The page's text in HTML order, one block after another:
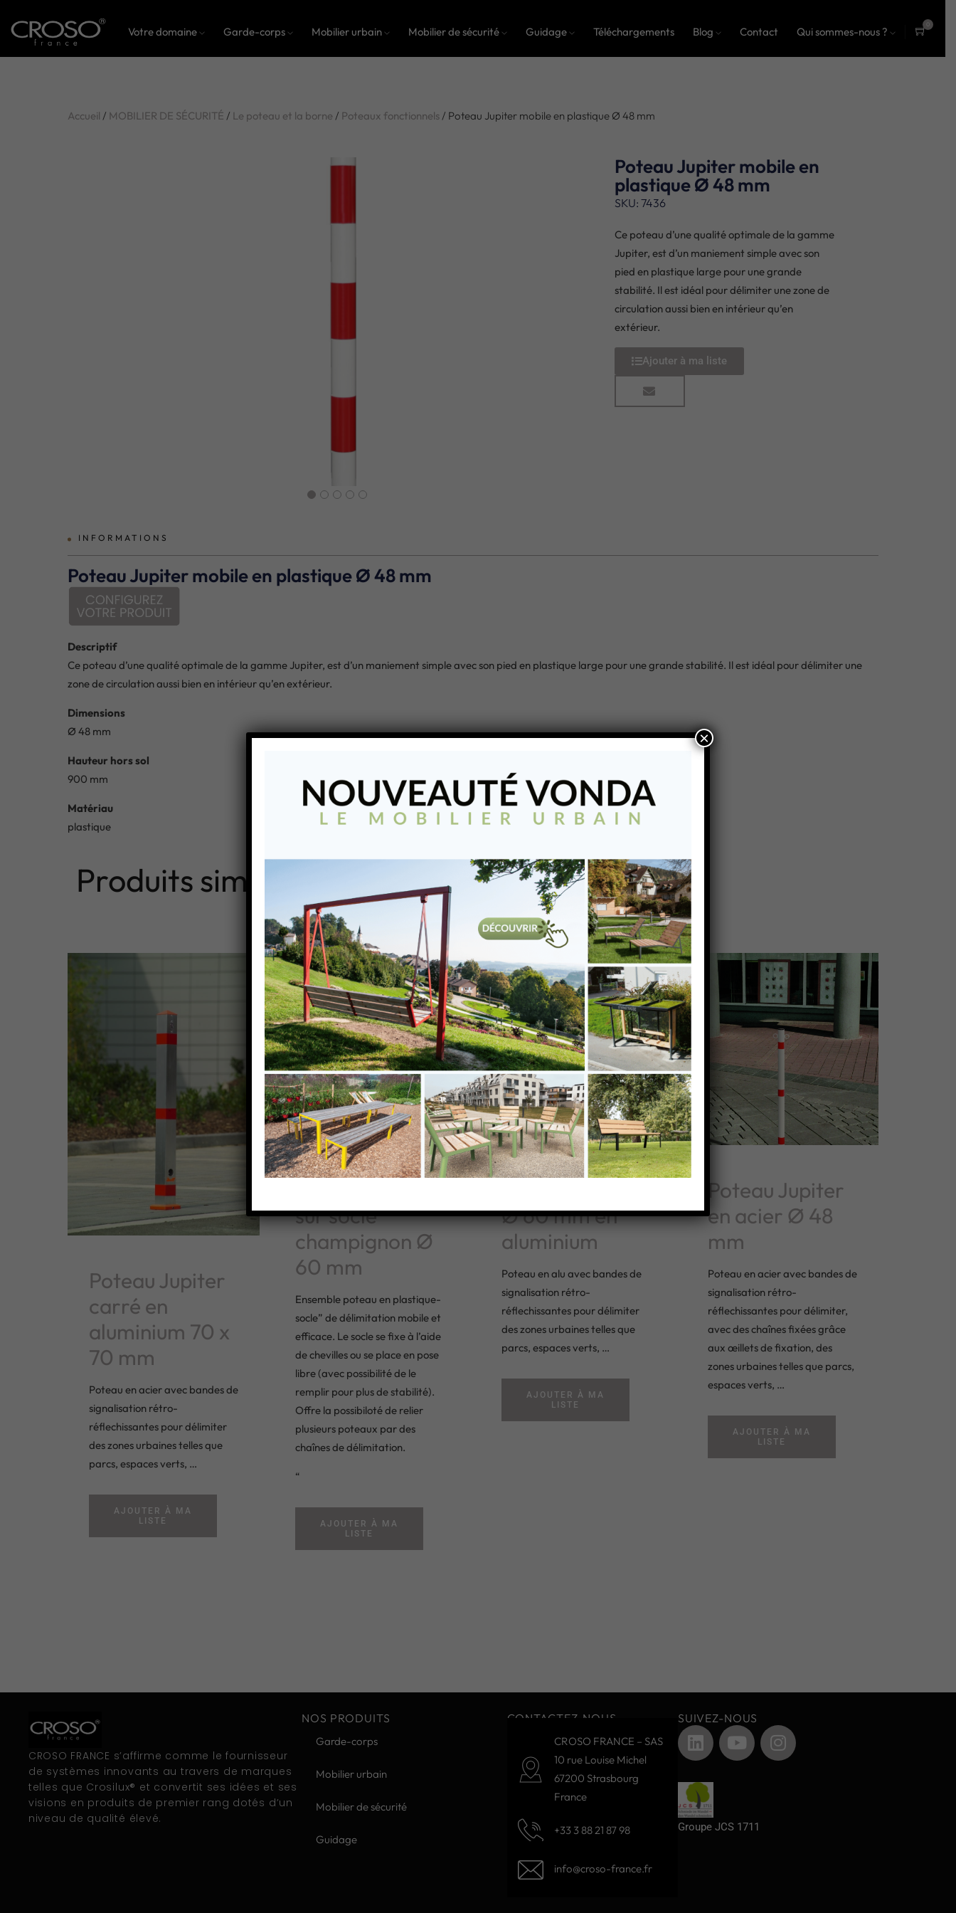
Votre domaine Garde-corps Mobilier urbain Mobilier de sécurité Guidage Téléchargements Blog Contact Qui sommes-nous ?
0
Accueil / MOBILIER DE SÉCURITÉ / Le poteau et la borne / Poteaux fonctionnels/ Poteau Jupiter mobile en plastique Ø 48 mm
Poteau Jupiter mobile en
plastique Ø 48 mm
SKU: 7436
Ce poteau d’une qualité optimale de la gamme
Jupiter, est d’un maniement simple avec son
pied en plastique large pour une grande
stabilité. Il est idéal pour délimiter une zone de
circulation aussi bien en intérieur qu’en
extérieur.
Ajouter à ma liste
INFORMATIONS
Poteau Jupiter mobile en plastique Ø 48 mm
Descriptif
Ce poteau d’une qualité optimale de la gamme Jupiter, est d’un maniement simple avec son pied en plastique large pour une grande stabilité. Il est idéal pour délimiter une
zone de circulation aussi bien en intérieur qu’en extérieur.
Dimensions
Ø 48 mm
Hauteur hors sol
900 mm
Matériau
plastique
Produits similaires
Poteau Jupiter
carré en
aluminium 70 x
70 mm
Poteau en acier avec bandes de
signalisation rétro-
réflechissantes pour délimiter
des zones urbaines telles que
parcs, espaces verts, …
AJOUTER À MA
LISTE
sur socle
champignon Ø
60 mm
Ensemble poteau en plastique-
socle” de délimitation mobile et
efficace. Le socle se fixe à l’aide
de chevilles ou se place en pose
libre (avec possibilité de le
remplir pour plus de stabilité).
Offre la possibiloté de relier
plusieurs poteaux par des
chaînes de délimitation.
“
AJOUTER À MA
LISTE
Ø 60 mm en
aluminium
Poteau en alu avec bandes de
signalisation rétro-
réflechissantes pour délimiter
des zones urbaines telles que
parcs, espaces verts, …
AJOUTER À MA
LISTE
Poteau Jupiter
en acier Ø 48
mm
Poteau en acier avec bandes de
signalisation rétro-
réflechissantes pour délimiter,
avec des chaînes fixées grâce
aux œillets de fixation, des
zones urbaines telles que parcs,
espaces verts, …
AJOUTER À MA
LISTE
CROSO FRANCE s’affirme comme le fournisseur
de systèmes innovants au travers de marques
telles que Crosilux® et convertit ses idées et ses
visions en produits de premier rang dotés d’un
niveau de qualité élevé.
NOS PRODUITS
Garde-corps
Mobilier urbain
Mobilier de sécurité
Guidage
CONTACTEZ-NOUS
CROSO FRANCE – SAS
10 rue Louise Michel
67200 Strasbourg
France
+33 3 88 21 87 98
info@croso-france.fr
SUIVEZ-NOUS
Groupe JCS 1711
×